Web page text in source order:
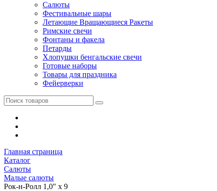
Салюты
Фестивальные шары
Летающие Вращающиеся Ракеты
Римские свечи
Фонтаны и факела
Петарды
Хлопушки бенгальские свечи
Готовые наборы
Товары для праздника
Фейерверки
Главная страница
Каталог
Салюты
Малые салюты
Рок-н-Ролл 1,0" х 9